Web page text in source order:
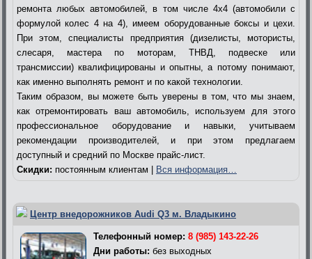
ремонта любых автомобилей, в том числе 4х4 (автомобили с
формулой колес 4 на 4), имеем оборудованные боксы и цехи.
При этом, специалисты предприятия (дизелисты, мотористы,
слесаря, мастера по моторам, ТНВД, подвеске или
трансмиссии) квалифицированы и опытны, а потому понимают,
как именно выполнять ремонт и по какой технологии.
Таким образом, вы можете быть уверены в том, что мы знаем,
как отремонтировать ваш автомобиль, используем для этого
профессиональное оборудование и навыки, учитываем
рекомендации производителей, и при этом предлагаем
доступный и средний по Москве прайс-лист.
Скидки: постоянным клиентам | Вся информация…
Центр внедорожников Audi Q3 м. Владыкино
Телефонный номер: 8 (985) 143-22-26
Дни работы: без выходных